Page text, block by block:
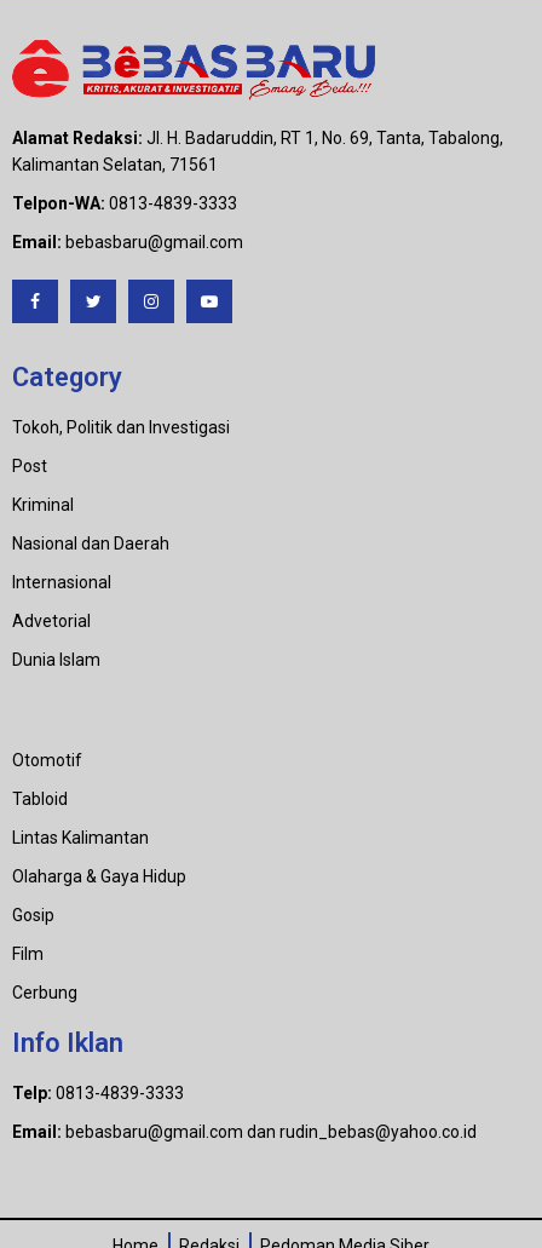
Alamat Redaksi: Jl. H. Badaruddin, RT 1, No. 69, Tanta, Tabalong,
Kalimantan Selatan, 71561
Telpon-WA: 0813-4839-3333
Email: bebasbaru@gmail.com
Category
Tokoh, Politik dan Investigasi
Post
Kriminal
Nasional dan Daerah
Internasional
Advetorial
Dunia Islam
Otomotif
Tabloid
Lintas Kalimantan
Olaharga & Gaya Hidup
Gosip
Film
Cerbung
Info Iklan
Telp: 0813-4839-3333
Email: bebasbaru@gmail.com dan rudin_bebas@yahoo.co.id